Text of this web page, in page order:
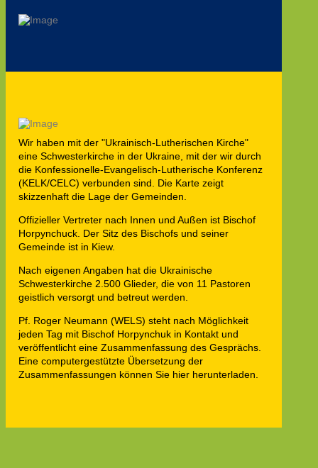
Wir haben mit der "Ukrainisch-Lutherischen Kirche"
eine Schwesterkirche in der Ukraine, mit der wir durch
die Konfessionelle-Evangelisch-Lutherische Konferenz
(KELK/CELC) verbunden sind. Die Karte zeigt
skizzenhaft die Lage der Gemeinden.
Offizieller Vertreter nach Innen und Außen ist Bischof
Horpynchuck. Der Sitz des Bischofs und seiner
Gemeinde ist in Kiew.
Nach eigenen Angaben hat die Ukrainische
Schwesterkirche 2.500 Glieder, die von 11 Pastoren
geistlich versorgt und betreut werden.
Pf. Roger Neumann (WELS) steht nach Möglichkeit
jeden Tag mit Bischof Horpynchuk in Kontakt und
veröffentlicht eine Zusammenfassung des Gesprächs.
Eine computergestützte Übersetzung der
Zusammenfassungen können Sie hier herunterladen.